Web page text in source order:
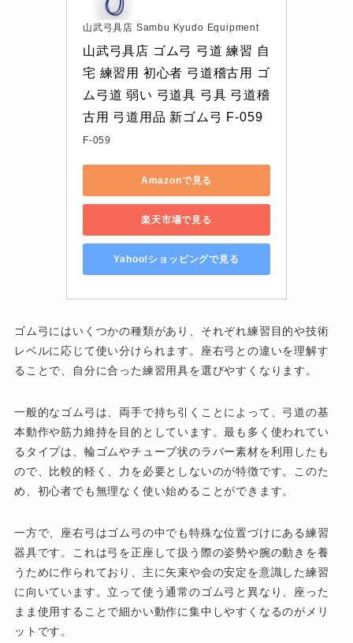
山武弓具店 Sambu Kyudo Equipment
山武弓具店 ゴム弓 弓道 練習 自
宅 練習用 初心者 弓道稽古用 ゴ
ム弓道 弱い 弓道具 弓具 弓道稽
古用 弓道用品 新ゴム弓 F-059
F-059
Amazonで見る
楽天市場で見る
Yahoo!ショッピングで見る
ゴム弓にはいくつかの種類があり、それぞれ練習目的や技術
レベルに応じて使い分けられます。座右弓との違いを理解す
ることで、自分に合った練習用具を選びやすくなります。
一般的なゴム弓は、両手で持ち引くことによって、弓道の基
本動作や筋力維持を目的としています。最も多く使われてい
るタイプは、輪ゴムやチューブ状のラバー素材を利用したも
ので、比較的軽く、力を必要としないのが特徴です。このた
め、初心者でも無理なく使い始めることができます。
一方で、座右弓はゴム弓の中でも特殊な位置づけにある練習
器具です。これは弓を正座して扱う際の姿勢や腕の動きを養
うために作られており、主に矢束や会の安定を意識した練習
に向いています。立って使う通常のゴム弓と異なり、座った
まま使用することで細かい動作に集中しやすくなるのがメリ
ットです。